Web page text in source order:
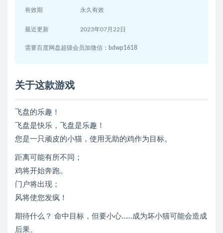
有效期 永久有效
最近更新 2023年07月22日
需要百度网盘超级会员加微信：bdwp1618
关于这款游戏
飞盘的乐趣！
飞盘是快乐，飞盘是乐趣！
您是一只顽皮的小猫，使用无助的鸡作为目标。
距离可能有所不同；
鸡将开始奔跑。
门户将出现；
风将使您发疯！
期待什么？ 命中目标，但要小心……成为坏小猫可能会造成
后果。